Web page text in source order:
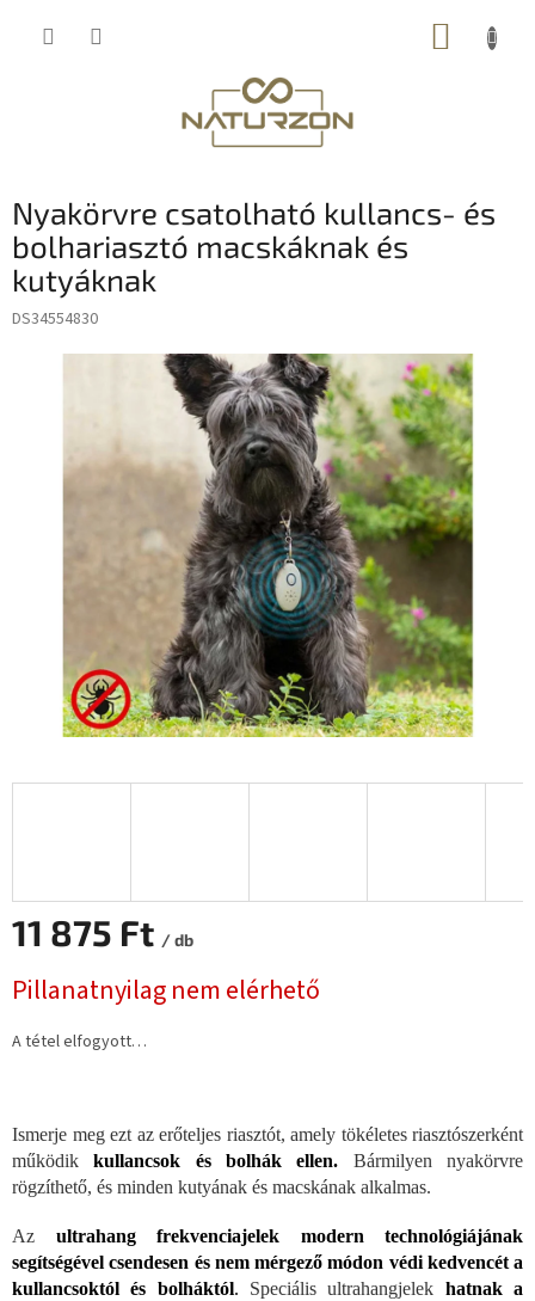
KOSÁR
Nyakörvre csatolható kullancs- és
bolhariasztó macskáknak és
kutyáknak
DS34554830
11 875 Ft / db
Pillanatnyilag nem elérhető
A tétel elfogyott…
Ismerje meg ezt az erőteljes riasztót, amely tökéletes riasztószerként
működikkullancsok és bolhák ellen. Bármilyen nyakörvre
rögzíthető, és minden kutyának és macskának alkalmas.
Az ultrahang frekvenciajelek modern technológiájának
segítségével csendesen és nem mérgező módon védi kedvencét a
kullancsoktól és bolháktól. Speciális ultrahangjelek hatnak a